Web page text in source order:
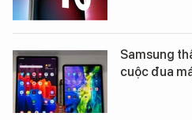
Samsung
cuộc đua